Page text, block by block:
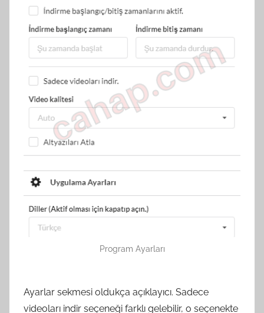
Program Ayarları
Ayarlar sekmesi oldukça açıklayıcı. Sadece
videoları indir seçeneği farklı gelebilir, o seçenekte